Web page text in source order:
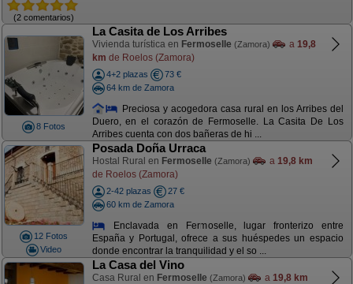
(2 comentarios)
8 Fotos
La Casita de Los Arribes
Vivienda turística en Fermoselle (Zamora) a 19,8
km de Roelos (Zamora)
4+2 plazas
73 €
64 km de Zamora
Preciosa y acogedora casa rural en los Arribes del
Duero, en el corazón de Fermoselle. La Casita De Los
Arribes cuenta con dos bañeras de hi ...
12 Fotos
Video
Posada Doña Urraca
Hostal Rural en Fermoselle (Zamora) a 19,8 km
de Roelos (Zamora)
2-42 plazas
27 €
60 km de Zamora
Enclavada en Fermoselle, lugar fronterizo entre
España y Portugal, ofrece a sus huéspedes un espacio
donde encontrar la tranquilidad y el so ...
La Casa del Vino
Casa Rural en Fermoselle (Zamora) a 19,8 km